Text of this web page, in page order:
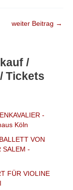
weiter Beitrag →
/
Tickets
-
Köln
VON
SALEM -
FÜR VIOLINE